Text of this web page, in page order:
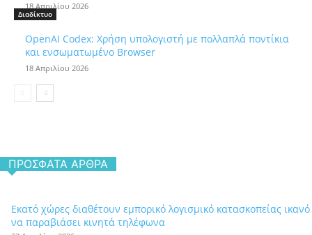
18 Απριλίου 2026
Διαδίκτυο
OpenAI Codex: Χρήση υπολογιστή με πολλαπλά ποντίκια
και ενσωματωμένο Browser
18 Απριλίου 2026
ΠΡΌΣΦΑΤΑ ΆΡΘΡΑ
Εκατό χώρες διαθέτουν εμπορικό λογισμικό κατασκοπείας ικανό
να παραβιάσει κινητά τηλέφωνα